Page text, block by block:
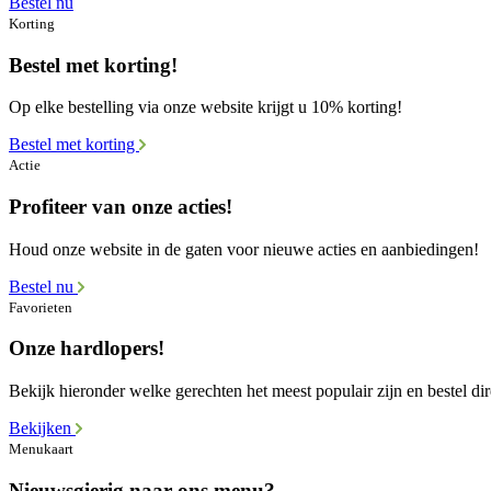
Korting
Bestel met korting!
Op elke bestelling via onze website krijgt u 10% korting!
Bestel met korting
Actie
Profiteer van onze acties!
Houd onze website in de gaten voor nieuwe acties en aanbiedingen!
Bestel nu
Favorieten
Onze hardlopers!
Bekijk hieronder welke gerechten het meest populair zijn en bestel
Bekijken
Menukaart